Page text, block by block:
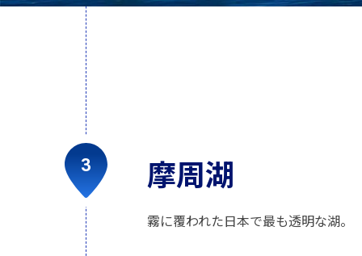
摩周湖
霧に覆われた日本で最も透明な湖。